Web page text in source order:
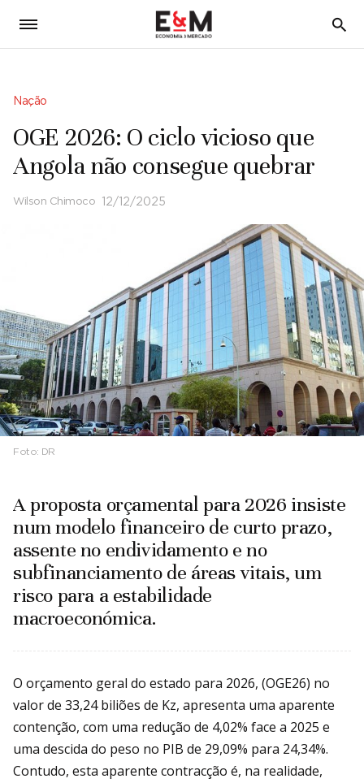
5
Nação
OGE 2026: O ciclo vicioso que
Angola não consegue quebrar
Wilson Chimoco 12/12/2025
Foto: DR
A proposta orçamental para 2026 insiste
num modelo financeiro de curto prazo,
assente no endividamento e no
subfinanciamento de áreas vitais, um
risco para a estabilidade
macroeconómica.
O orçamento geral do estado para 2026, (OGE26) no
valor de 33,24 biliões de Kz, apresenta uma aparente
contenção, com uma redução de 4,02% face a 2025 e
uma descida do peso no PIB de 29,09% para 24,34%.
Contudo, esta aparente contracção é, na realidade,